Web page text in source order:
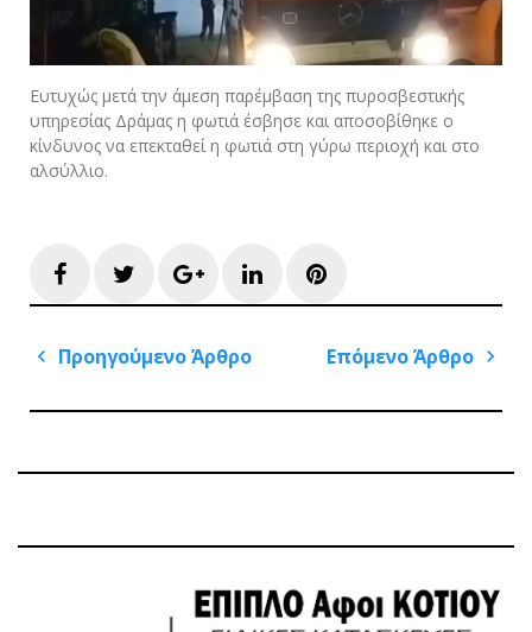
Ευτυχώς μετά την άμεση παρέμβαση της πυροσβεστικής
υπηρεσίας Δράμας η φωτιά έσβησε και αποσοβίθηκε ο
κίνδυνος να επεκταθεί η φωτιά στη γύρω περιοχή και στο
αλσύλλιο.
FacebookTwitterGoogle+LinkedInPinterest
Πλοήγηση
Προηγούμενο Άρθρο
Επόμενο Άρθρο